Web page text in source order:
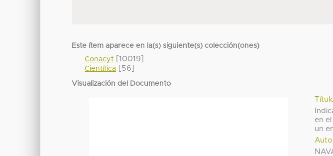
Este ítem aparece en la(s) siguiente(s) colección(ones)
Conacyt [10019]
Científica [56]
Visualización del Documento
en
un